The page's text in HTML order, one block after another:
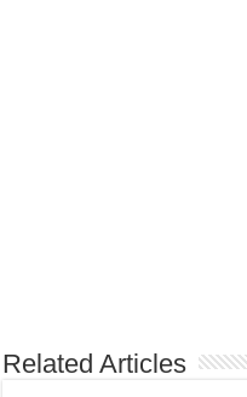
Related Articles